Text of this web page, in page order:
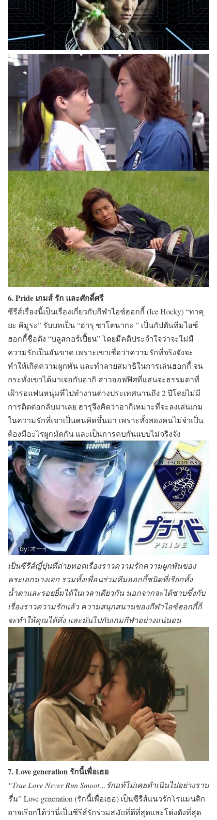
6. Pride เกมส์ รัก และศักดิ์ศรี
ซีรีส์เรื่องนี้เป็นเรื่องเกี่ยวกับกีฬาไอซ์ฮอกกี้ (Ice Hocky)“ทาคุ
ยะ คิมูระ” รับบทเป็น“ฮารุ ซาโตนากะ ” เป็นกัปตันทีมไอซ์
ฮอกกี้ชื่อดัง “บลูสกอร์เปี้ยน” โดยมีคติประจำใจว่าจะไม่มี
ความรักเป็นอันขาด เพราะเขาเชื่อว่าความรักที่จริงจังจะ
ทำให้เกิดความผูกพัน และทำลายสมาธิในการเล่นฮอกกี้ จน
กระทั่งเขาได้มาเจอกับอากิ สาวออฟฟิศที่แสนจะธรรมดาที่
เฝ้ารอแฟนหนุ่มที่ไปทำงานต่างประเทศนานถึง 2 ปีโดยไม่มี
การติดต่อกลับมาเลย ฮารุจึงคิดว่าอากิเหมาะที่จะลงเล่นเกม
ในความรักที่เขาเป็นคนคิดขึ้นมา เพราะทั้งสองคนไม่จำเป็น
ต้องมีอะไรผูกมัดกัน และเป็นการคบกันแบบไม่จริงจัง
เป็นซีรีส์ญี่ปุ่นที่ถ่ายทอดเรื่องราวความรักความผูกพันของ
พระเอกนางเอก รวมทั้งเพื่อนร่วมทีมฮอกกี้ชนิดที่เรียกทั้ง
น้ำตาและรอยยิ้มได้ในเวลาเดียวกัน นอกจากจะได้ซาบซึ้งกับ
เรื่องราวความรักแล้ว ความสนุกสนานของกีฬาไอซ์ฮอกกี้ก็
จะทำให้คุณได้ทึ่ง และมันไปกับเกมกีฬาอย่างแน่นอน
7. Love generation รักนี้เพื่อเธอ
“True Love Never Run Smoot…รักแท้ไม่เคยดำเนินไปอย่างราบ
รื่น” Love generation (รักนี้เพื่อเธอ) เป็นซีรีส์แนวรักโรแมนติก
อาจเรียกได้ว่านี่เป็นซีรีส์รักร่วมสมัยที่ดีที่สุดและโด่งดังที่สุด